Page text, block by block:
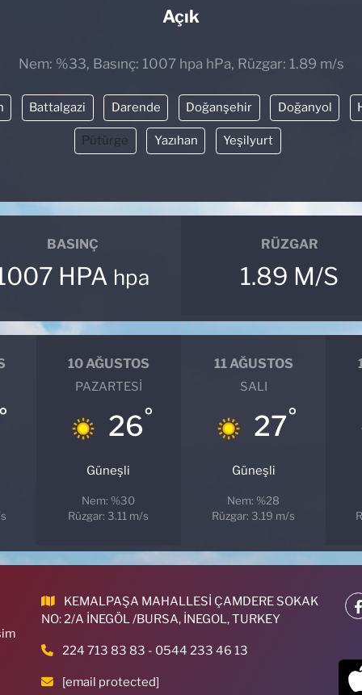
Açık
Nem: %33, Basınç: 1007 hpa hPa, Rüzgar: 1.89 m/s
Battalgazi Darende Doğanşehir Doğanyol
Pütürge Yazıhan Yeşilyurt
BASINÇ
HPA hpa
RÜZGAR
1.89 M/S
10 AĞUSTOS
PAZARTESI
26°
Güneşli
Nem: %30
Rüzgar: 3.11 m/s
11 AĞUSTOS
SALI
27°
Güneşli
Nem: %28
Rüzgar: 3.19 m/s
KEMALPAŞA MAHALLESİ ÇAMDERE SOKAK
NO: 2/A İNEGÖL /BURSA, İNEGOL, TURKEY
224 713 83 83 - 0544 233 46 13
[email protected]